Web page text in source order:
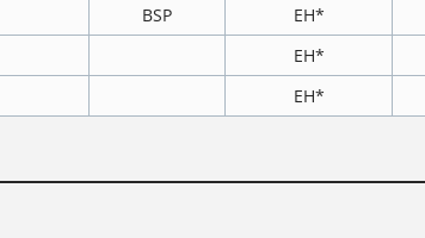
BSP
EH*
EH*
EH*